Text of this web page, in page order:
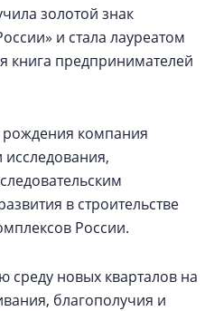
золотой знак
и стала лауреатом
книга предпринимателей
рождения компания
исследования,
в строительстве
России.
среду новых кварталов на
благополучия и